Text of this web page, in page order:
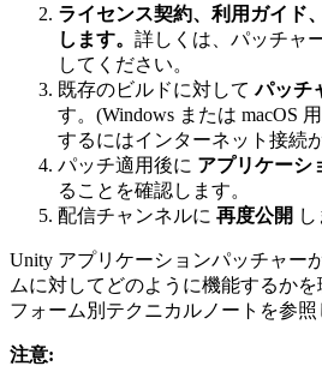
ライセンス契約、利用ガイド
します。 詳しくは、パッチャ
してください。
既存のビルドに対してパッチ
す。(Windows または macOS
するにはインターネット接続
パッチ適用後に アプリケーシ
ることを確認します。
配信チャンネルに 再度公開 し
Unity アプリケーションパッチャー
ムに対してどのように機能するか
フォーム別テクニカルノートを参照
注意: